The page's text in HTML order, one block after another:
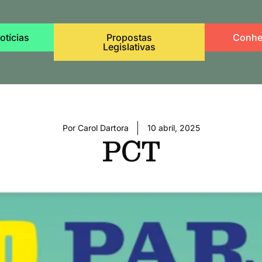
Propostas
Legislativas
PorCarol Dartora 10 abril, 2025
PCT